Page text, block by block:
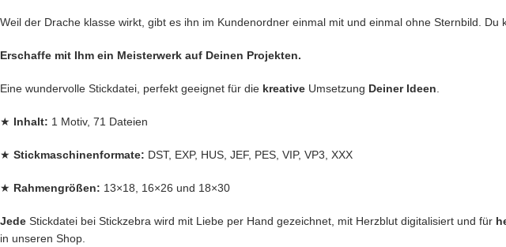
Weil der Drache klasse wirkt, gibt es ihn im Kundenordner einmal mit und einmal ohne Sternbild.
Erschaffe mit Ihm ein Meisterwerk auf Deinen Projekten.
Eine wundervolle Stickdatei, perfekt geeignet für die kreative Umsetzung Deiner Ideen.
★ Inhalt: 1 Motiv, 71 Dateien
★ Stickmaschinenformate: DST, EXP, HUS, JEF, PES, VIP, VP3, XXX
★ Rahmengrößen: 13×18, 16×26 und 18×30
Jede Stickdatei bei Stickzebra wird mit Liebe per Hand gezeichnet, mit Herzblut digitalisiert und für
in unseren Shop.